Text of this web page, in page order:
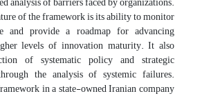
of the framework is its ability to monitor
and provide a roadmap for advancing
levels of innovation maturity. It also
of systematic policy and strategic
the analysis of systemic failures.
in a state-owned Iranian company